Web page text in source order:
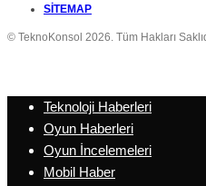
SITEMAP
© TeknoKonsol 2026. Tüm Hakları
Teknoloji Haberleri
Oyun Haberleri
Oyun İncelemeleri
Mobil Haber